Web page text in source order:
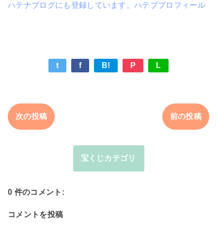
ハテナブログにも登録しています。ハテブプロフィール
t f B! P L
次の投稿 前の投稿
宝くじカテゴリ
0 件のコメント:
コメントを投稿